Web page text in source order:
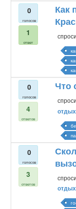
0
голосов
1
ответ
Как
0
голосов
4
ответов
Что
отдых
0
голосов
3
ответов
отдых